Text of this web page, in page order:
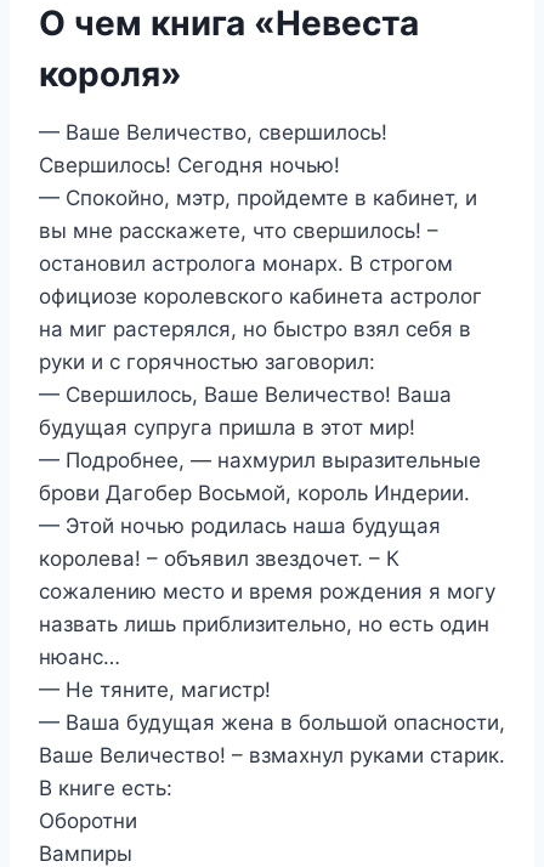
О чем книга «Невеста
короля»
— Ваше Величество, свершилось!
Свершилось! Сегодня ночью!
— Спокойно, мэтр, пройдемте в кабинет, и
вы мне расскажете, что свершилось! –
остановил астролога монарх. В строгом
официозе королевского кабинета астролог
на миг растерялся, но быстро взял себя в
руки и с горячностью заговорил:
— Свершилось, Ваше Величество! Ваша
будущая супруга пришла в этот мир!
— Подробнее, — нахмурил выразительные
брови Дагобер Восьмой, король Индерии.
— Этой ночью родилась наша будущая
королева! – объявил звездочет. – К
сожалению место и время рождения я могу
назвать лишь приблизительно, но есть один
нюанс…
— Не тяните, магистр!
— Ваша будущая жена в большой опасности,
Ваше Величество! – взмахнул руками старик.
В книге есть:
Оборотни
Вампиры